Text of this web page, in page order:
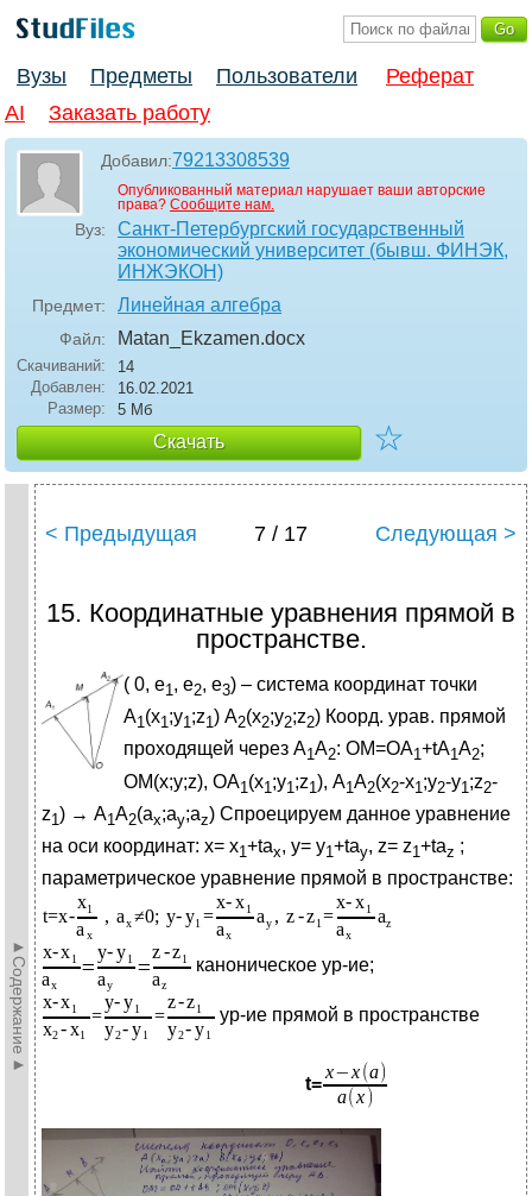
Вузы Предметы Пользователи
Реферат
AI
Заказать работу
Добавил:79213308539
Опубликованный материал нарушает ваши авторские
права? Сообщите нам.
Вуз:
Санкт-Петербургский государственный
экономический университет (бывш. ФИНЭК,
ИНЖЭКОН)
Предмет: Линейная алгебра
Файл: Matan_Ekzamen.docx
Скачиваний:
14
Добавлен:
16.02.2021
Размер:
5 Мб
Скачать ☆
►Содержание►
< Предыдущая 7 / 17 Следующая >
15.​ Координатные уравнения прямой в
пространстве.
( 0, е1, е2, е3) – система координат точки
А1(х1;у1;z1) А2(х2;у2;z2) Коорд. урав. прямой
проходящей через А1А2: ОМ=ОА1+tА1А2;
ОМ(х;у;z), ОА1 (х1 ;у1 ;z1 ), А1 А2(х2-х1 ;у2-у1 ;z2-
z1) → А1А2(ax;ay;az) Спроецируем данное уравнение
на оси координат: х= х1+tax, у= у1+taу, z= z1+taz ;
параметрическое уравнение прямой в пространстве:
каноническое ур-ие;
ур-ие прямой в пространстве
t=